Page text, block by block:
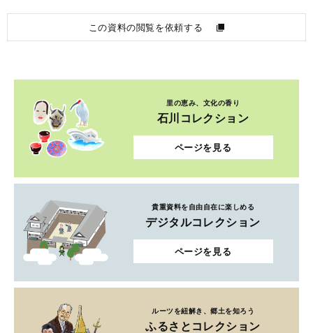
この資料の閲覧を依頼する
里の恵み、文化の香り
石川コレクション
ページを見る
貴重資料を自由自在に楽しめる
デジタルコレクション
ページを見る
ルーツを紐解き、郷土を知ろう
ふるさとコレクション